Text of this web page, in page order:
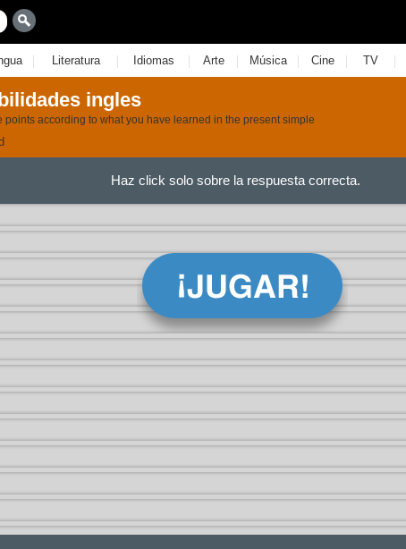
| Literatura | Idiomas | Arte | Música | Cine | TV |
ingles
points according to what you have learned in the present simple
Haz click solo sobre la respuesta correcta.